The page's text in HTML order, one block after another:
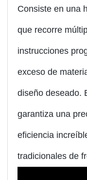
Consiste en una
que recorre
instrucciones
exceso de
diseño deseado.
garantiza una
eficiencia
tradicionales de